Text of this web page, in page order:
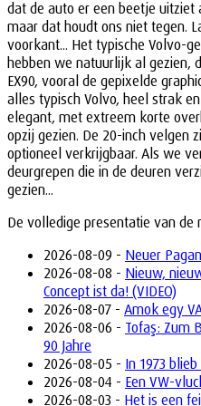
dat de auto er een beetje uitziet
maar dat houdt ons niet tegen.
voorkant... Het typische Volvo-
hebben we natuurlijk al gezien,
EX90, vooral de gepixelde
alles typisch Volvo, heel strak
elegant, met extreem korte
opzij gezien. De 20-inch velgen
optioneel verkrijgbaar. Als we
deurgrepen die in de deuren
gezien...
De volledige presentatie van de
2026-08-09 - Neuer
2026-08-08 - Nieuw,
Concept ist da! (VIDEO)
2026-08-07 - Amok egy
2026-08-06 - Tofaş: Zum
90 Jahre
2026-08-05 - In 1973
2026-08-04 - Een VW-
2026-08-03 - Het is een